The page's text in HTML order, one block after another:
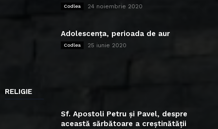
Codlea 24 noiembrie 2020
Adolescența, perioada de aur
Codlea 25 iunie 2020
RELIGIE
Sf. Apostoli Petru și Pavel, despre
această sărbătoare a creștinătății